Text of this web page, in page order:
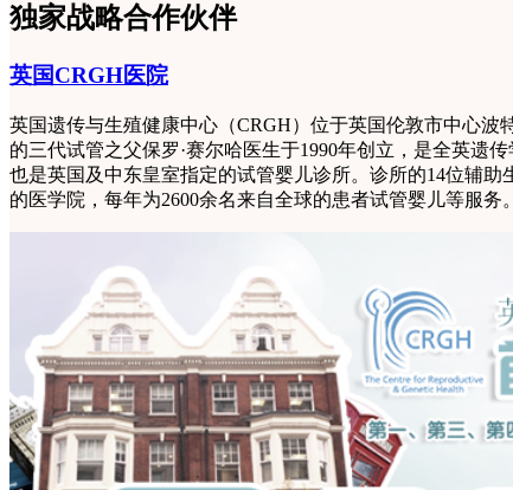
独家战略合作伙伴
英国CRGH医院
英国遗传与生殖健康中心（CRGH）位于英国伦敦市中心波
的三代试管之父保罗·赛尔哈医生于1990年创立，是全英遗
也是英国及中东皇室指定的试管婴儿诊所。诊所的14位辅助
的医学院，每年为2600余名来自全球的患者试管婴儿等服务。